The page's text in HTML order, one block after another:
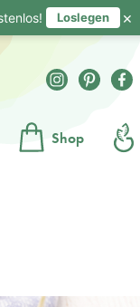
Shop
Loslegen ×